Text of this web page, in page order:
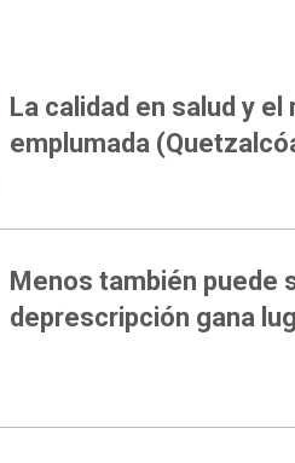
La calidad en salud y
emplumada
Menos también puede
deprescripción gana